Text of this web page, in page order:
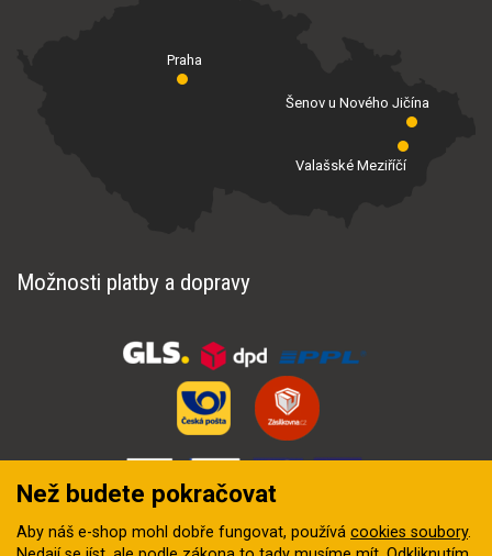
Praha
Valašské Meziříčí
Šenov u Nového Jičína
Možnosti platby a dopravy
Než budete pokračovat
Aby náš e-shop mohl dobře fungovat, používá cookies soubory.